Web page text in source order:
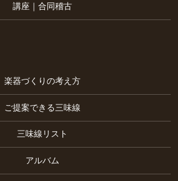
講座｜合同稽古
楽器づくりの考え方
ご提案できる三味線
三味線リスト
アルバム